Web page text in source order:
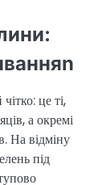
це ті,
а окремі
На відміну
під